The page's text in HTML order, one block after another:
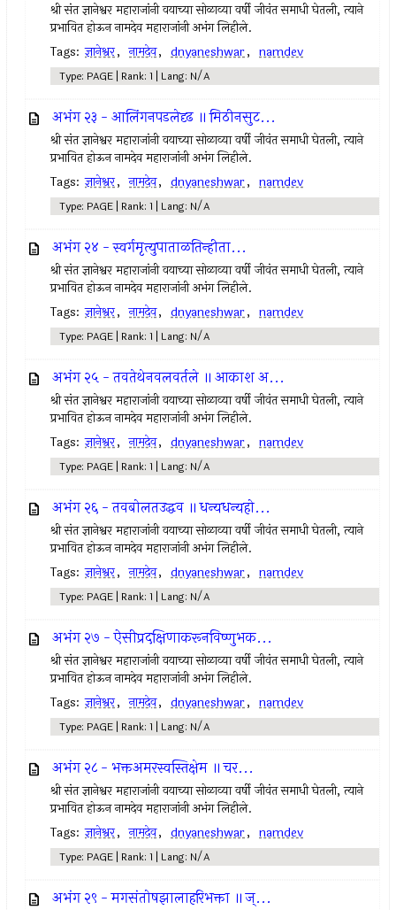
श्री संत ज्ञानेश्वर महाराजांनी वयाच्या सोळाव्या वर्षी जीवंत समाधी घेतली, त्याने
प्रभावित होऊन नामदेव महाराजांनी अभंग लिहीले.
Tags: ज्ञानेश्वर, नामदेव, dnyaneshwar, namdev
Type: PAGE | Rank: 1 | Lang: N/A
अभंग २३ - आलिंगनपडलेदृढ ॥ मिठीनसुट...
श्री संत ज्ञानेश्वर महाराजांनी वयाच्या सोळाव्या वर्षी जीवंत समाधी घेतली, त्याने
प्रभावित होऊन नामदेव महाराजांनी अभंग लिहीले.
Tags: ज्ञानेश्वर, नामदेव, dnyaneshwar, namdev
Type: PAGE | Rank: 1 | Lang: N/A
अभंग २४ - स्वर्गमृत्युपाताळतिन्हीता...
श्री संत ज्ञानेश्वर महाराजांनी वयाच्या सोळाव्या वर्षी जीवंत समाधी घेतली, त्याने
प्रभावित होऊन नामदेव महाराजांनी अभंग लिहीले.
Tags: ज्ञानेश्वर, नामदेव, dnyaneshwar, namdev
Type: PAGE | Rank: 1 | Lang: N/A
अभंग २५ - तवतेथेनवलवर्तले ॥ आकाश अ...
श्री संत ज्ञानेश्वर महाराजांनी वयाच्या सोळाव्या वर्षी जीवंत समाधी घेतली, त्याने
प्रभावित होऊन नामदेव महाराजांनी अभंग लिहीले.
Tags: ज्ञानेश्वर, नामदेव, dnyaneshwar, namdev
Type: PAGE | Rank: 1 | Lang: N/A
अभंग २६ - तवबोलतउद्धव ॥ धन्यधन्यहो...
श्री संत ज्ञानेश्वर महाराजांनी वयाच्या सोळाव्या वर्षी जीवंत समाधी घेतली, त्याने
प्रभावित होऊन नामदेव महाराजांनी अभंग लिहीले.
Tags: ज्ञानेश्वर, नामदेव, dnyaneshwar, namdev
Type: PAGE | Rank: 1 | Lang: N/A
अभंग २७ - ऐसीप्रदक्षिणाकरूनविष्णुभक...
श्री संत ज्ञानेश्वर महाराजांनी वयाच्या सोळाव्या वर्षी जीवंत समाधी घेतली, त्याने
प्रभावित होऊन नामदेव महाराजांनी अभंग लिहीले.
Tags: ज्ञानेश्वर, नामदेव, dnyaneshwar, namdev
Type: PAGE | Rank: 1 | Lang: N/A
अभंग २८ - भक्तअमरस्वस्तिक्षेम ॥ चर...
श्री संत ज्ञानेश्वर महाराजांनी वयाच्या सोळाव्या वर्षी जीवंत समाधी घेतली, त्याने
प्रभावित होऊन नामदेव महाराजांनी अभंग लिहीले.
Tags: ज्ञानेश्वर, नामदेव, dnyaneshwar, namdev
Type: PAGE | Rank: 1 | Lang: N/A
अभंग २९ - मगसंतोषझालाहरिभक्ता ॥ ज्...